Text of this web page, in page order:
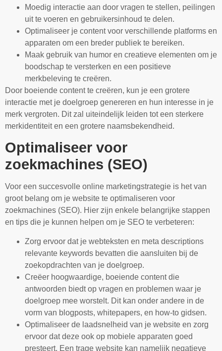
Moedig interactie aan door vragen te stellen, peilingen
uit te voeren en gebruikersinhoud te delen.
Optimaliseer je content voor verschillende platforms en
apparaten om een breder publiek te bereiken.
Maak gebruik van humor en creatieve elementen om je
boodschap te versterken en een positieve
merkbeleving te creëren.
Door boeiende content te creëren, kun je een grotere
interactie met je doelgroep genereren en hun interesse in je
merk vergroten. Dit zal uiteindelijk leiden tot een sterkere
merkidentiteit en een grotere naamsbekendheid.
Optimaliseer voor
zoekmachines (SEO)
Voor een succesvolle online marketingstrategie is het van
groot belang om je website te optimaliseren voor
zoekmachines (SEO). Hier zijn enkele belangrijke stappen
en tips die je kunnen helpen om je SEO te verbeteren:
Zorg ervoor dat je webteksten en meta descriptions
relevante keywords bevatten die aansluiten bij de
zoekopdrachten van je doelgroep.
Creëer hoogwaardige, boeiende content die
antwoorden biedt op vragen en problemen waar je
doelgroep mee worstelt. Dit kan onder andere in de
vorm van blogposts, whitepapers, en how-to gidsen.
Optimaliseer de laadsnelheid van je website en zorg
ervoor dat deze ook op mobiele apparaten goed
presteert. Een trage website kan namelijk negatieve